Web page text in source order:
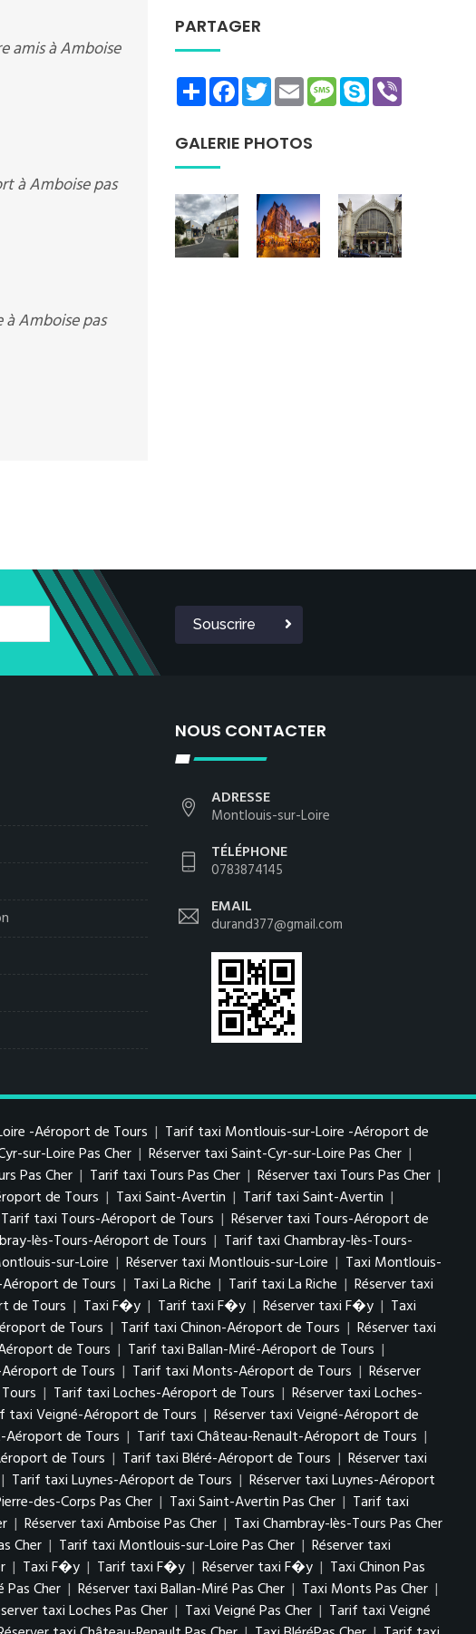
amis à Amboise
à Amboise pas
Amboise pas
PARTAGER
ShareFacebookTwitterEmailMessage
Skype
GALERIE PHOTOS
Souscrire
NOUS CONTACTER
ADRESSE
Montlouis-sur-Loire
TÉLÉPHONE
0783874145
EMAIL
durand377@gmail.com
-Aéroport de Tours | Tarif taxi Montlouis-sur-Loire -Aéroport de
sur-Loire Pas Cher | Réserver taxi Saint-Cyr-sur-Loire Pas Cher |
Pas Cher | Tarif taxi Tours Pas Cher | Réserver taxi Tours Pas Cher |
de Tours | Taxi Saint-Avertin | Tarif taxi Saint-Avertin |
Tarif taxi Tours-Aéroport de Tours | Réserver taxi Tours-Aéroport de
lès-Tours-Aéroport de Tours | Tarif taxi Chambray-lès-Tours-
sur-Loire | Réserver taxi Montlouis-sur-Loire | Taxi Montlouis-
de Tours | Taxi La Riche | Tarif taxi La Riche | Réserver taxi
de Tours | Taxi F�y | Tarif taxi F�y | Réserver taxi F�y | Taxi
de Tours | Tarif taxi Chinon-Aéroport de Tours | Réserver taxi
de Tours | Tarif taxi Ballan-Miré-Aéroport de Tours |
de Tours | Tarif taxi Monts-Aéroport de Tours | Réserver
| Tarif taxi Loches-Aéroport de Tours | Réserver taxi Loches-
taxi Veigné-Aéroport de Tours | Réserver taxi Veigné-Aéroport de
Aéroport de Tours | Tarif taxi Château-Renault-Aéroport de Tours |
de Tours | Tarif taxi Bléré-Aéroport de Tours | Réserver taxi
| Tarif taxi Luynes-Aéroport de Tours | Réserver taxi Luynes-Aéroport
des-Corps Pas Cher | Taxi Saint-Avertin Pas Cher | Tarif taxi
| Réserver taxi Amboise Pas Cher | Taxi Chambray-lès-Tours Pas Cher
Cher | Tarif taxi Montlouis-sur-Loire Pas Cher | Réserver taxi
| Taxi F�y | Tarif taxi F�y | Réserver taxi F�y | Taxi Chinon Pas
Cher | Réserver taxi Ballan-Miré Pas Cher | Taxi Monts Pas Cher |
taxi Loches Pas Cher | Taxi Veigné Pas Cher | Tarif taxi Veigné